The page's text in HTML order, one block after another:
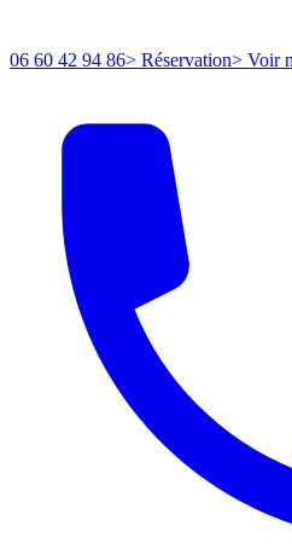
06 60 42 94 86> Réservation> Voir